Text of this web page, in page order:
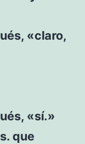
«claro,
«sí.»
que